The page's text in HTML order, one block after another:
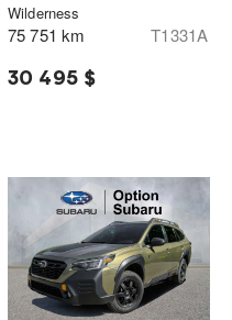
Wilderness
75 751 km T1331A
30 495 $